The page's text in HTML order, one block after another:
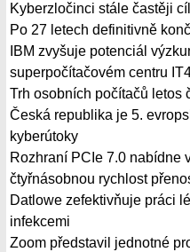
Kyberzločinci stále častěji
Po 27 letech definitivně
IBM zvyšuje potenciál
superpočítačovém centru
Trh osobních počítačů letos
Česká republika je 5.
kyberútoky
Rozhraní PCIe 7.0 nabídne
čtyřnásobnou rychlost
Datlowe zefektivňuje práci
infekcemi
Zoom představil jednotné